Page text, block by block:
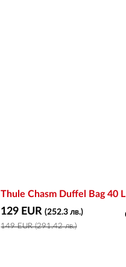
Thule Chasm Duffel Bag 40 L
129 EUR(252.3 лв.)
149 EUR (291.42 лв.)